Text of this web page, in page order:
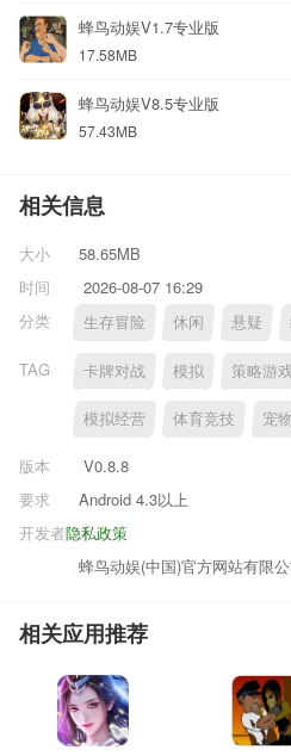
蜂鸟动娱V1.7专业版
17.58MB
蜂鸟动娱V8.5专业版
57.43MB
相关信息
大小
58.65MB
时间
2026-08-07 16:29
分类
生存冒险 休闲 悬疑
TAG 卡牌对战 模拟 策略游
模拟经营 体育竞技 宠
版本
V0.8.8
要求
Android 4.3以上
隐私政策
开发者
蜂鸟动娱(中国)官方网站有限
相关应用推荐